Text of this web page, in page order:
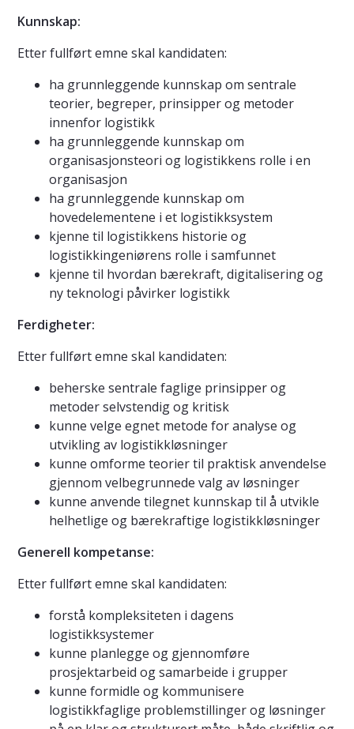
Kunnskap:
Etter fullført emne skal kandidaten:
ha grunnleggende kunnskap om sentrale
teorier, begreper, prinsipper og metoder
innenfor logistikk
ha grunnleggende kunnskap om
organisasjonsteori og logistikkens rolle i en
organisasjon
ha grunnleggende kunnskap om
hovedelementene i et logistikksystem
kjenne til logistikkens historie og
logistikkingeniørens rolle i samfunnet
kjenne til hvordan bærekraft, digitalisering og
ny teknologi påvirker logistikk
Ferdigheter:
Etter fullført emne skal kandidaten:
beherske sentrale faglige prinsipper og
metoder selvstendig og kritisk
kunne velge egnet metode for analyse og
utvikling av logistikkløsninger
kunne omforme teorier til praktisk anvendelse
gjennom velbegrunnede valg av løsninger
kunne anvende tilegnet kunnskap til å utvikle
helhetlige og bærekraftige logistikkløsninger
Generell kompetanse:
Etter fullført emne skal kandidaten:
forstå kompleksiteten i dagens
logistikksystemer
kunne planlegge og gjennomføre
prosjektarbeid og samarbeide i grupper
kunne formidle og kommunisere
logistikkfaglige problemstillinger og løsninger